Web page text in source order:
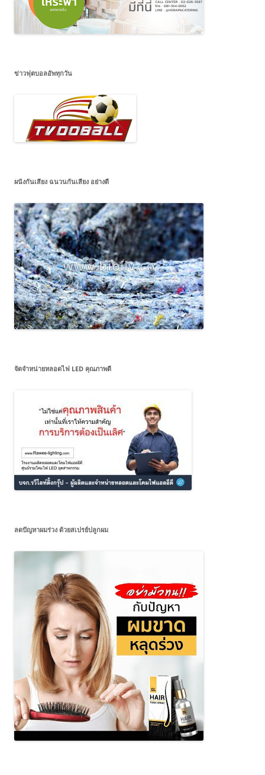
ข่าวฟุตบอลอัพทุกวัน
ผนังกันเสียง ฉนวนกันเสียง อย่างดี
จัดจำหน่ายหลอดไฟ LED คุณภาพดี
ลดปัญหาผมร่วง ด้วยสเปรย์ปลูกผม